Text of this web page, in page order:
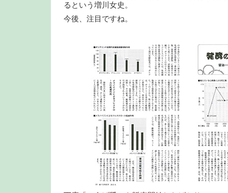
るという増川女史。
今後、注目ですね。